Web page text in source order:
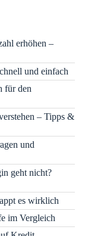
erhöhen –
und einfach
für den
– Tipps &
und
geht nicht?
es wirklich
im Vergleich